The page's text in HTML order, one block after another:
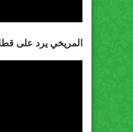
المريخي يرد على